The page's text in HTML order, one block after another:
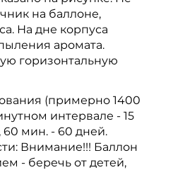
на баллоне,
На дне корпуса
аромата.
горизонтальную
(примерно 1400
интервале - 15
60 мин. - 60 дней.
Внимание!!! Баллон
- беречь от детей,